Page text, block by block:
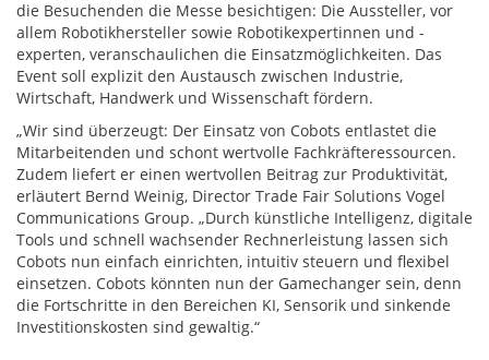
die Besuchenden die Messe besichtigen: Die Aussteller, vor
allem Robotikhersteller sowie Robotikexpertinnen und -
experten, veranschaulichen die Einsatzmöglichkeiten. Das
Event soll explizit den Austausch zwischen Industrie,
Wirtschaft, Handwerk und Wissenschaft fördern.
„Wir sind überzeugt: Der Einsatz von Cobots entlastet die
Mitarbeitenden und schont wertvolle Fachkräfteressourcen.
Zudem liefert er einen wertvollen Beitrag zur Produktivität,
erläutert Bernd Weinig, Director Trade Fair Solutions Vogel
Communications Group. „Durch künstliche Intelligenz, digitale
Tools und schnell wachsender Rechnerleistung lassen sich
Cobots nun einfach einrichten, intuitiv steuern und flexibel
einsetzen. Cobots könnten nun der Gamechanger sein, denn
die Fortschritte in den Bereichen KI, Sensorik und sinkende
Investitionskosten sind gewaltig.“